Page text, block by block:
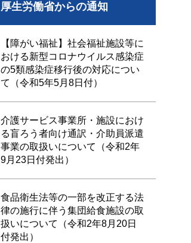
厚生労働省からの通知
【障がい福祉】社会福祉施設等に
おける新型コロナウイルス感染症
の5類感染症移行後の対応につい
て（令和5年5月8日付）
介護サービス事業所・施設におけ
る盲ろう者向け通訳・介助員派遣
事業の取扱いについて（令和2年
9月23日付発出）
食品衛生法等の一部を改正する法
律の施行に伴う集団給食施設の取
扱いについて（令和2年8月20日
付発出）